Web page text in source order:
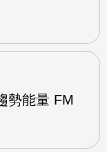
勢能量 FM